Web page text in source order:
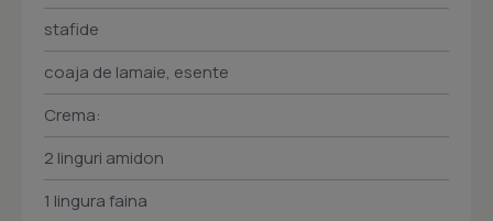
stafide
coaja de lamaie, esente
Crema:
2 linguri amidon
1 lingura faina